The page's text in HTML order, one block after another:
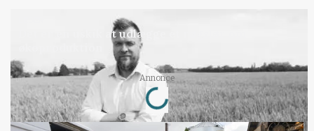
Det er en uskik at udlægge et røgslør om
Annonce
Loading...